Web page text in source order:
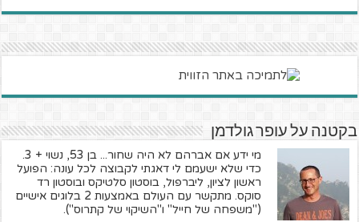
בקטנה על עופר גולדמן
מי ידע אם אברהם לא היה שחור... בן 53, נשוי + 3.
כדי שלא ישעמם לי דאגתי לקבוצה לכל עונה: הפועל
ראשון לציון, ליברפול, בוסטון סלטיקס ובוסטון רד
סוקס. מתקשר עם העולם באמצעות 2 בלוגים אישיים
("משפחה של חייל" ו"השיקוי של קתרוס").